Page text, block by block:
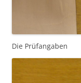
Die Prüfangaben